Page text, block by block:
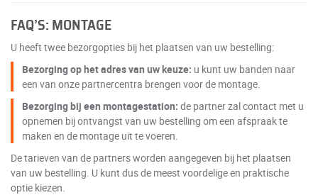
FAQ’S: MONTAGE
U heeft twee bezorgopties bij het plaatsen van uw bestelling:
Bezorging op het adres van uw keuze: u kunt uw banden naar
een van onze partnercentra brengen voor de montage.
Bezorging bij een montagestation: de partner zal contact met u
opnemen bij ontvangst van uw bestelling om een afspraak te
maken en de montage uit te voeren.
De tarieven van de partners worden aangegeven bij het plaatsen
van uw bestelling. U kunt dus de meest voordelige en praktische
optie kiezen.